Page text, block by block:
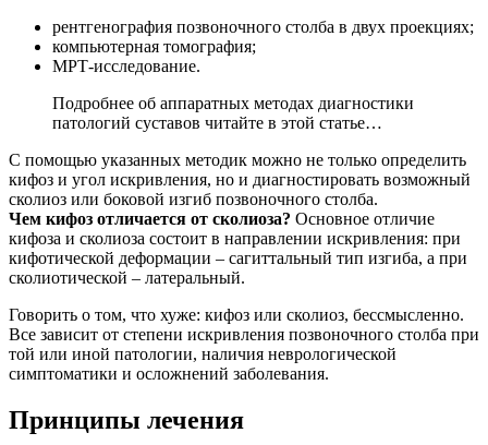
рентгенография позвоночного столба в двух проекциях;
компьютерная томография;
МРТ-исследование.
Подробнее об аппаратных методах диагностики
патологий суставов читайте в этой статье…
С помощью указанных методик можно не только определить
кифоз и угол искривления, но и диагностировать возможный
сколиоз или боковой изгиб позвоночного столба.
Чем кифоз отличается от сколиоза? Основное отличие
кифоза и сколиоза состоит в направлении искривления: при
кифотической деформации – сагиттальный тип изгиба, а при
сколиотической – латеральный.
Говорить о том, что хуже: кифоз или сколиоз, бессмысленно.
Все зависит от степени искривления позвоночного столба при
той или иной патологии, наличия неврологической
симптоматики и осложнений заболевания.
Принципы лечения